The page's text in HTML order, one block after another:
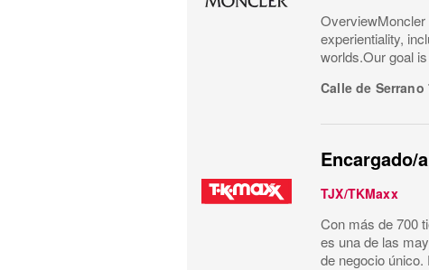
experientiality,
worlds.Our goal
Calle de Serrano
Encargado/
TJX/TKMaxx
Con más de 700
es una de las
de negocio